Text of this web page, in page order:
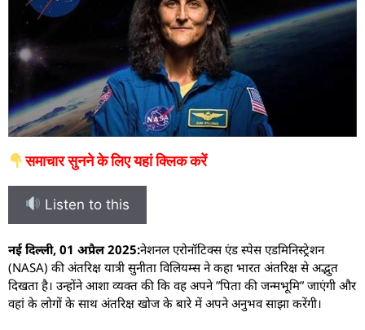
समाचार सुनने के लिए यहां क्लिक करें
Listen to this
नई दिल्ली, 01 अप्रैल 2025:नेशनल एरोनॉटिक्स एंड स्पेस एडमिनिस्ट्रेशन
(NASA) की अंतरिक्ष यात्री सुनीता विलियम्स ने कहा भारत अंतरिक्ष से अद्भुत
दिखता है। उन्होंने आशा व्यक्त की कि वह अपने ”पिता की जन्मभूमि” जाएंगी और
वहां के लोगों के साथ अंतरिक्ष खोज के बारे में अपने अनुभव साझा करेंगी।